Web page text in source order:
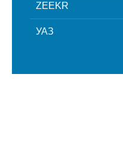
ZEEKR
УАЗ